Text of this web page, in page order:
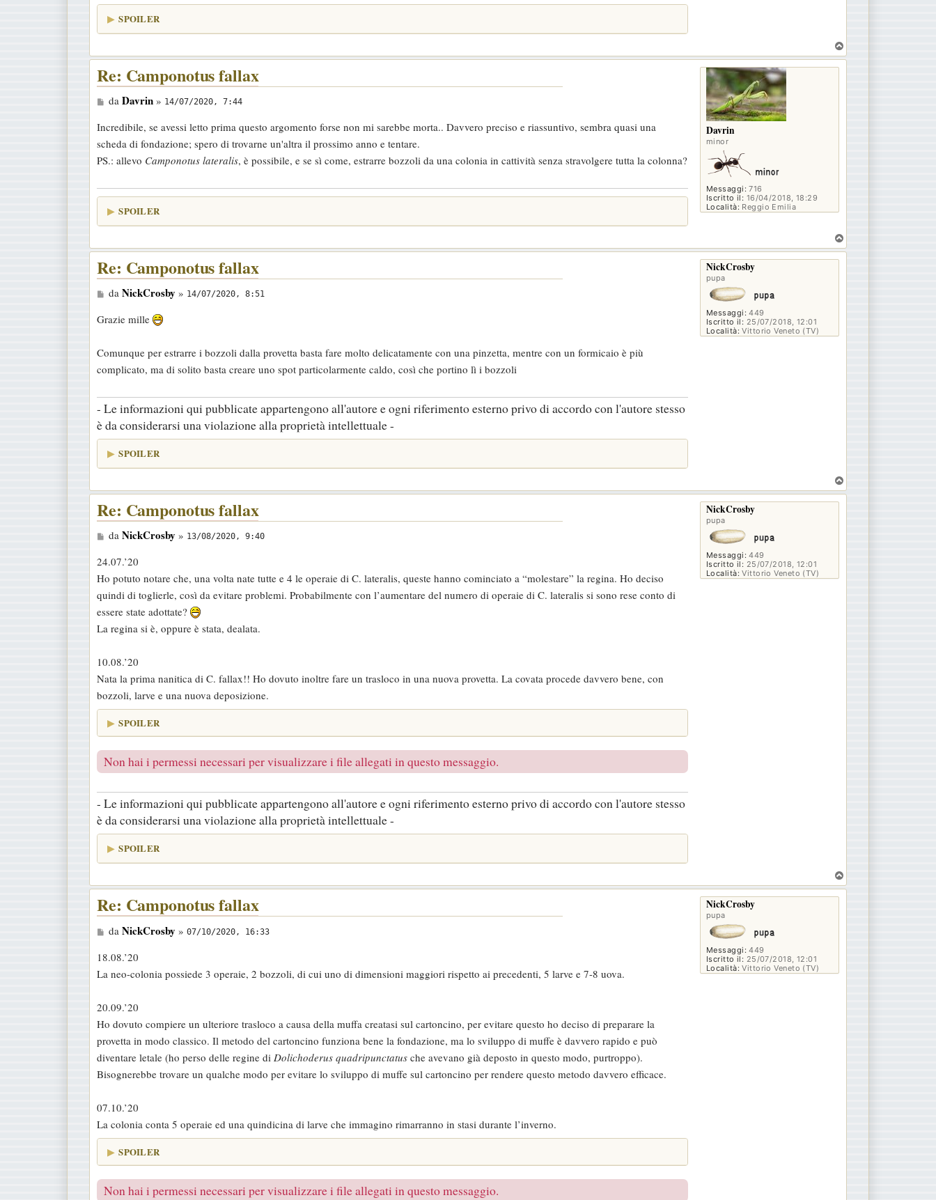
SPOILER
o
Davrin
minor
Messaggi: 716
Iscritto il: 16/04/2018, 18:29
Località: Reggio Emilia
Re: Camponotus fallax
M
s
s
a
g
i
da Davrin» 14/07/2020, 7:44
Incredibile, se avessi letto prima questo argomento forse non mi sarebbe morta.. Davvero preciso e riassuntivo, sembra quasi una
scheda di fondazione; spero di trovarne un'altra il prossimo anno e tentare.
PS.: allevo Camponotus lateralis, è possibile, e se sì come, estrarre bozzoli da una colonia in cattività senza stravolgere tutta la colonna?
SPOILER
o
NickCrosby
pupa
Messaggi: 449
Iscritto il: 25/07/2018, 12:01
Località: Vittorio Veneto (TV)
Re: Camponotus fallax
M
s
a
g
i
o
da NickCrosby » 14/07/2020, 8:51
Grazie mille
Comunque per estrarre i bozzoli dalla provetta basta fare molto delicatamente con una pinzetta, mentre con un formicaio è più
complicato, ma di solito basta creare uno spot particolarmente caldo, così che portino lì i bozzoli
- Le informazioni qui pubblicate appartengono all'autore e ogni riferimento esterno privo di accordo con l'autore stesso
è da considerarsi una violazione alla proprietà intellettuale -
SPOILER
o
NickCrosby
pupa
Messaggi: 449
Iscritto il: 25/07/2018, 12:01
Località: Vittorio Veneto (TV)
Re: Camponotus fallax
M
s
s
a
g
g
o
da NickCrosby » 13/08/2020, 9:40
24.07.’20
Ho potuto notare che, una volta nate tutte e 4 le operaie di C. lateralis, queste hanno cominciato a “molestare” la regina. Ho deciso
quindi di toglierle, così da evitare problemi. Probabilmente con l’aumentare del numero di operaie di C. lateralis si sono rese conto di
essere state adottate?
La regina si è, oppure è stata, dealata.
10.08.’20
Nata la prima nanitica di C. fallax!! Ho dovuto inoltre fare un trasloco in una nuova provetta. La covata procede davvero bene, con
bozzoli, larve e una nuova deposizione.
SPOILER
Non hai i permessi necessari per visualizzare i file allegati in questo messaggio.
- Le informazioni qui pubblicate appartengono all'autore e ogni riferimento esterno privo di accordo con l'autore stesso
è da considerarsi una violazione alla proprietà intellettuale -
SPOILER
o
NickCrosby
pupa
Messaggi: 449
Iscritto il: 25/07/2018, 12:01
Località: Vittorio Veneto (TV)
Re: Camponotus fallax
M
s
s
g
g
i
o
da NickCrosby » 07/10/2020, 16:33
18.08.’20
La neo-colonia possiede 3 operaie, 2 bozzoli, di cui uno di dimensioni maggiori rispetto ai precedenti, 5 larve e 7-8 uova.
20.09.’20
Ho dovuto compiere un ulteriore trasloco a causa della muffa creatasi sul cartoncino, per evitare questo ho deciso di preparare la
provetta in modo classico. Il metodo del cartoncino funziona bene la fondazione, ma lo sviluppo di muffe è davvero rapido e può
diventare letale (ho perso delle regine di Dolichoderus quadripunctatus che avevano già deposto in questo modo, purtroppo).
Bisognerebbe trovare un qualche modo per evitare lo sviluppo di muffe sul cartoncino per rendere questo metodo davvero efficace.
07.10.’20
La colonia conta 5 operaie ed una quindicina di larve che immagino rimarranno in stasi durante l’inverno.
SPOILER
Non hai i permessi necessari per visualizzare i file allegati in questo messaggio.